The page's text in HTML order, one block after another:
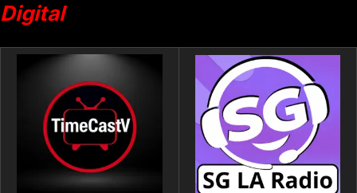
Digital